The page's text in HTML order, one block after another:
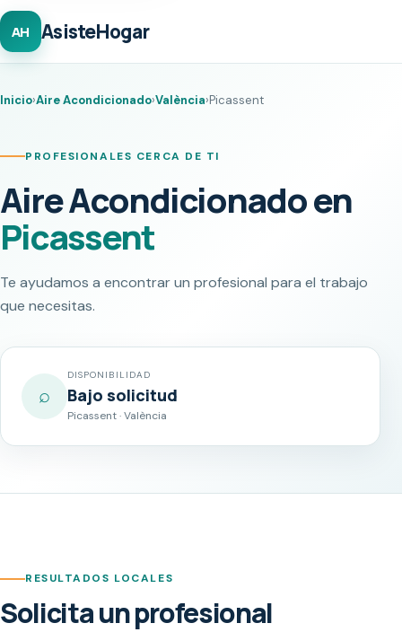
AH AsisteHogar
Inicio›Aire Acondicionado›València›Picassent
PROFESIONALES CERCA DE TI
Aire Acondicionado en
Picassent
Te ayudamos a encontrar un profesional para el trabajo
que necesitas.
⌕
DISPONIBILIDAD
Bajo solicitud
Picassent · València
RESULTADOS LOCALES
Solicita un profesional